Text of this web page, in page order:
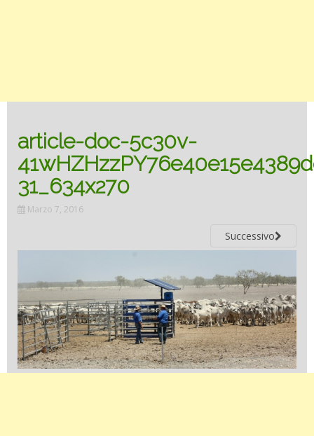
article-doc-5c30v-
31_634x270
Marzo 7, 2016
Successivo